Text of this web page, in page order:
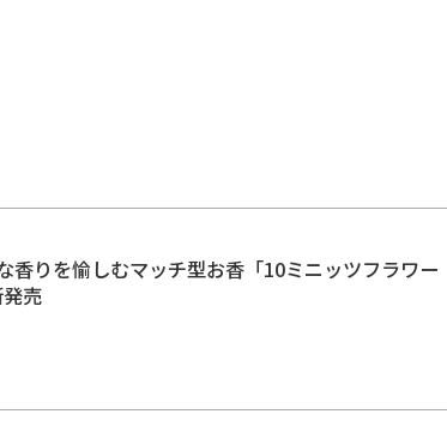
香りを愉しむマッチ型お香「10ミニッツフラワー
売